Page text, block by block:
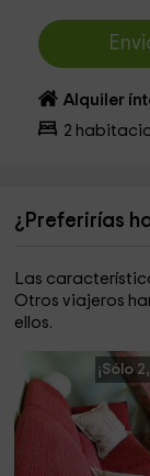
Alquiler
2
¿Preferirías
Las
Otros viajeros
ellos.
¡Sólo